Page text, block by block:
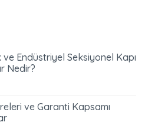
Endüstriyel Seksiyonel Kapı
Nedir?
ve Garanti Kapsamı